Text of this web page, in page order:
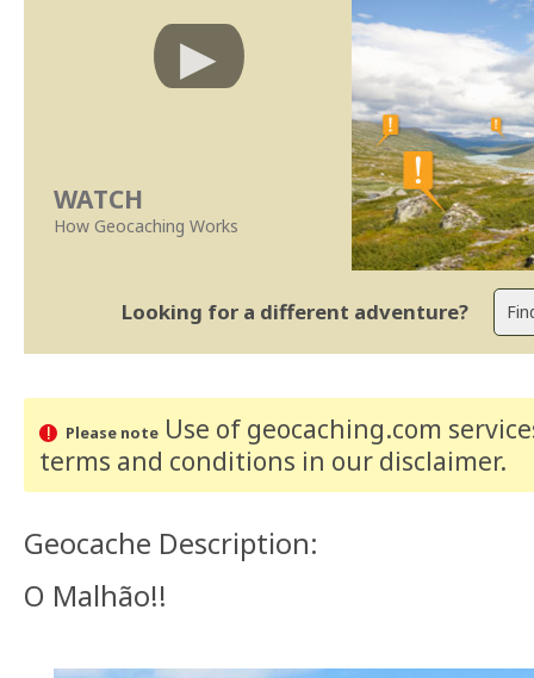
WATCH
How Geocaching Works
Looking for a different adventure?
Please noteUse of geocaching.com
terms and conditions in our disclaimer.
Geocache Description:
O Malhão!!